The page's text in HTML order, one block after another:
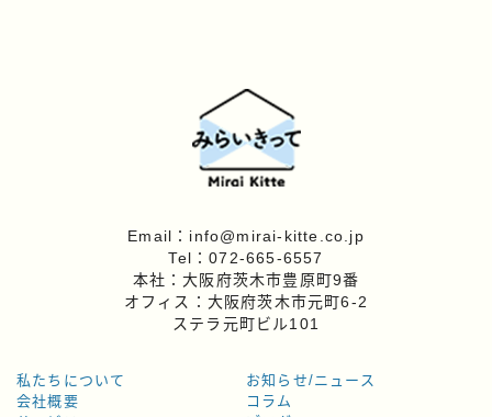
Email：info@mirai-kitte.co.jp
Tel：072-665-6557
本社：大阪府茨木市豊原町9番
オフィス：大阪府茨木市元町6-2
ステラ元町ビル101
私たちについて
会社概要
お知らせ/ニュース
コラム